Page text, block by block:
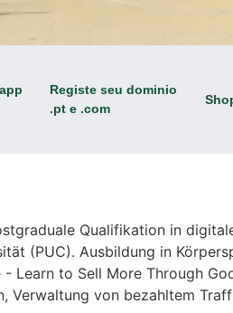
Registe seu dominio
.pt e .com
Qualifikation in
(PUC). Ausbildung in
Learn to Sell More Through
Verwaltung von bezahltem